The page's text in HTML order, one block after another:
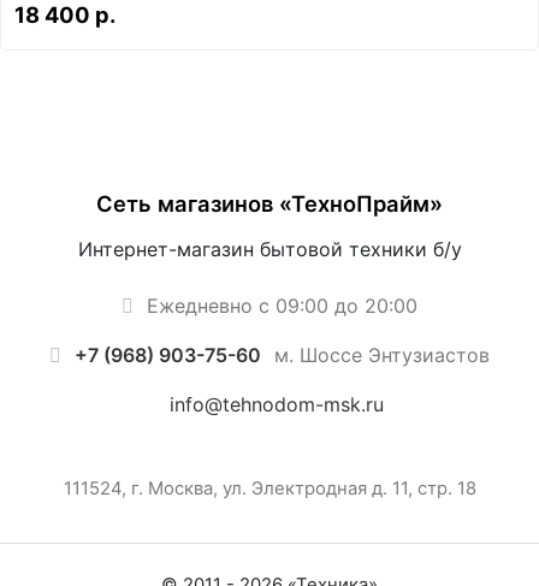
18 400 р.
Сеть магазинов «ТехноПрайм»
Интернет-магазин бытовой техники б/у
Ежедневно с 09:00 до 20:00
+7 (968) 903-75-60 м. Шоссе Энтузиастов
info@tehnodom-msk.ru
111524, г. Москва, ул. Электродная д. 11, стр. 18